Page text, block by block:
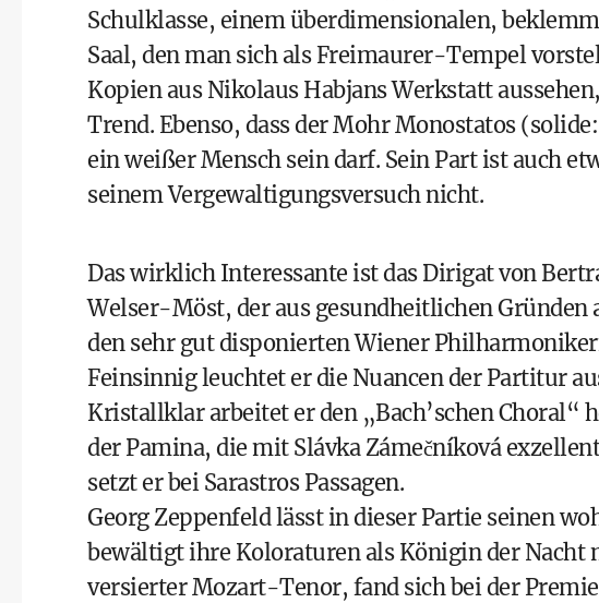
Schulklasse, einem überdimensionalen,
Saal, den man sich als Freimaurer-Tempel
Kopien aus Nikolaus Habjans Werkstatt
Trend. Ebenso, dass der Mohr Monostatos
ein weißer Mensch sein darf. Sein Part ist auch
seinem Vergewaltigungsversuch nicht.
Das wirklich Interessante ist das Dirigat von
Welser-Möst, der aus gesundheitlichen Gründen
den sehr gut disponierten Wiener
Feinsinnig leuchtet er die Nuancen der Partitur
Kristallklar arbeitet er den „Bach’schen Choral“
der Pamina, die mit Slávka Zámečníková
setzt er bei Sarastros Passagen.
Georg Zeppenfeld lässt in dieser Partie seinen
bewältigt ihre Koloraturen als Königin der Nacht
versierter Mozart-Tenor, fand sich bei der